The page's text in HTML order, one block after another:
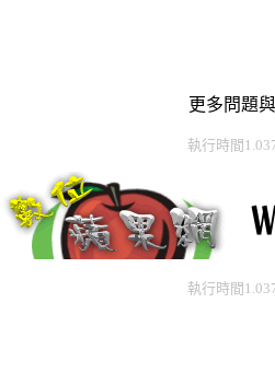
更多問題
執行時間
執行時間